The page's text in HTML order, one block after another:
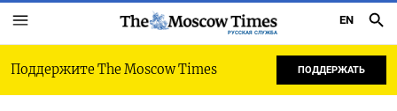
РУССКАЯ СЛУЖБА
EN
Поддержите The Moscow Times ПОДДЕРЖАТЬ